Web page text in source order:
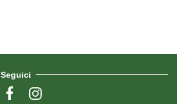
Seguici